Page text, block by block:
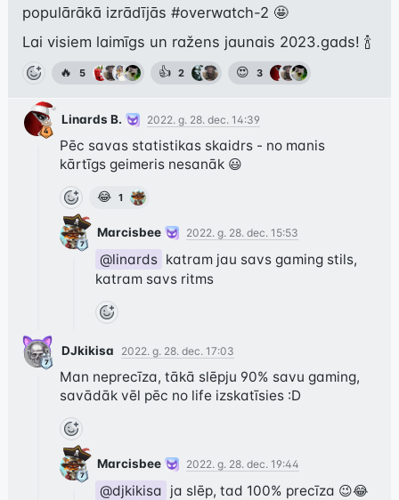
populārākā izrādījās #overwatch-2 🤩
Lai visiem laimīgs un ražens jaunais 2023.gads! 🍾
🔥 5 👍 2 😍 3
Linards B. 2022. g. 28. dec. 14:39
Pēc savas statistikas skaidrs - no manis
kārtīgs geimeris nesanāk 😃
😂 1
Marcisbee 2022. g. 28. dec. 15:53
@linards katram jau savs gaming stils,
katram savs ritms
DJkikisa 2022. g. 28. dec. 17:03
Man neprecīza, tākā slēpju 90% savu gaming,
savādāk vēl pēc no life izskatīsies :D
Marcisbee 2022. g. 28. dec. 19:44
@djkikisa ja slēp, tad 100% precīza 😉😂